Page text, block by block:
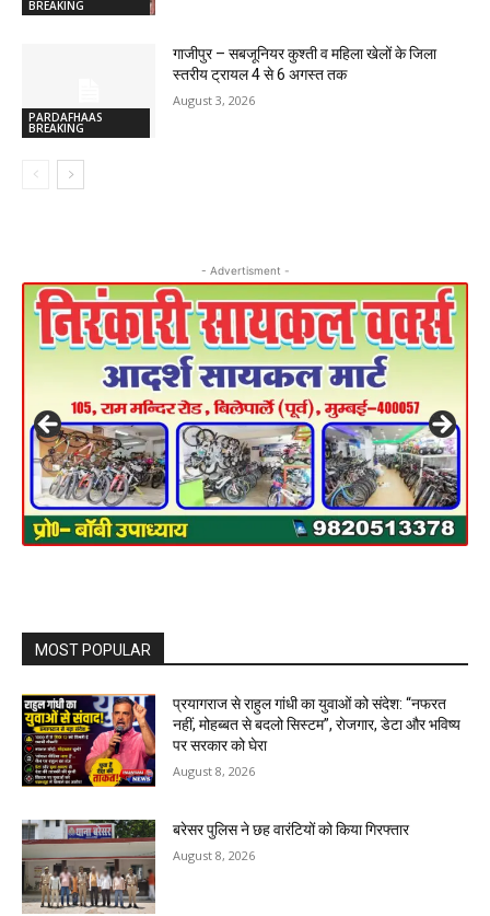
BREAKING
PARDAFHAAS
BREAKING
गाजीपुर – सबजूनियर कुश्ती व महिला खेलों के जिला
स्तरीय ट्रायल 4 से 6 अगस्त तक
August 3, 2026
- Advertisment -
MOST POPULAR
प्रयागराज से राहुल गांधी का युवाओं को संदेश: “नफरत
नहीं, मोहब्बत से बदलो सिस्टम”, रोजगार, डेटा और भविष्य
पर सरकार को घेरा
August 8, 2026
बरेसर पुलिस ने छह वारंटियों को किया गिरफ्तार
August 8, 2026